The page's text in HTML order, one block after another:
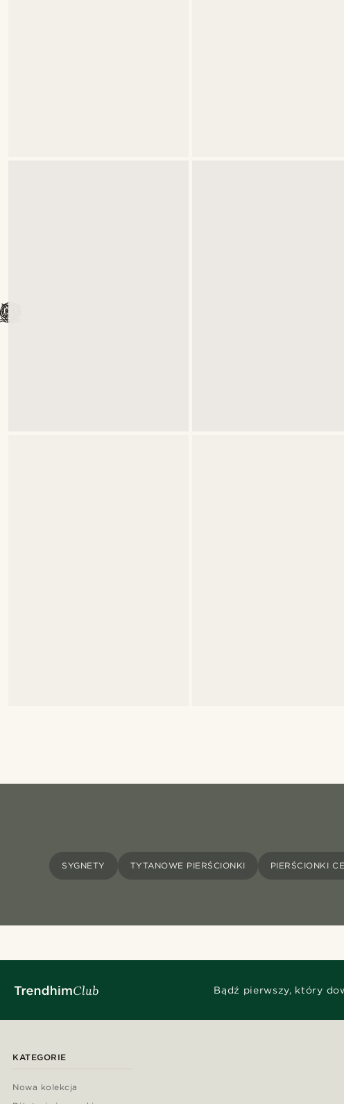
SYGNETY TYTANOWE PIERŚCIONKI PIERŚCIONKI
Bądź pierwszy, który
KATEGORIE
Nowa kolekcja